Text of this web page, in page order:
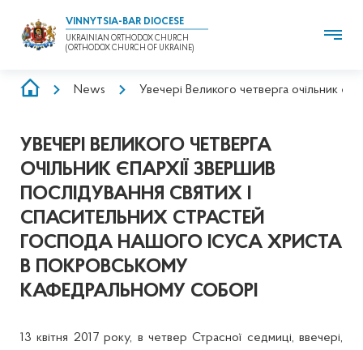
VINNYTSIA-BAR DIOCESE
UKRAINIAN ORTHODOX CHURCH
(ORTHODOX CHURCH OF UKRAINE)
BREADCRUMB
News Увечері Великого четверга очільник
УВЕЧЕРІ ВЕЛИКОГО ЧЕТВЕРГА
ОЧІЛЬНИК ЄПАРХІЇ ЗВЕРШИВ
ПОСЛІДУВАННЯ СВЯТИХ І
СПАСИТЕЛЬНИХ СТРАСТЕЙ
ГОСПОДА НАШОГО ІСУСА ХРИСТА
В ПОКРОВСЬКОМУ
КАФЕДРАЛЬНОМУ СОБОРІ
13 квітня 2017 року, в четвер Страсної седмиці, ввечері,